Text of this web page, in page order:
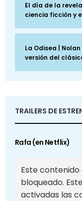
El día de la
ciencia ficción y
La Odisea |
versión del
TRAILERS DE
Rafa (en Netflix)
Este contenido
bloqueado.
activadas las